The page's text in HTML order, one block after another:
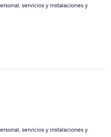
servicios y instalaciones y
servicios y instalaciones y